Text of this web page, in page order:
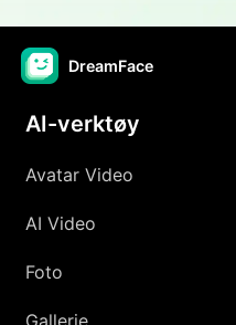
DreamFace
AI-verktøy
Avatar Video
AI Video
Foto